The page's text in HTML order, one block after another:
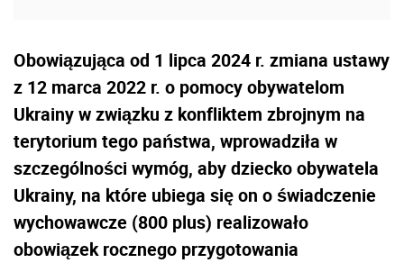
Obowiązująca od 1 lipca 2024 r. zmiana ustawy
z 12 marca 2022 r. o pomocy obywatelom
Ukrainy w związku z konfliktem zbrojnym na
terytorium tego państwa, wprowadziła w
szczególności wymóg, aby dziecko obywatela
Ukrainy, na które ubiega się on o świadczenie
wychowawcze (800 plus) realizowało
obowiązek rocznego przygotowania